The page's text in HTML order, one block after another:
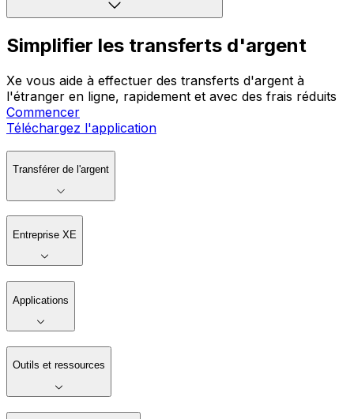
Simplifier les transferts d'argent
Xe vous aide à effectuer des transferts d'argent à
l'étranger en ligne, rapidement et avec des frais réduits
Commencer
Téléchargez l'application
Transférer de l'argent
Entreprise XE
Applications
Outils et ressources